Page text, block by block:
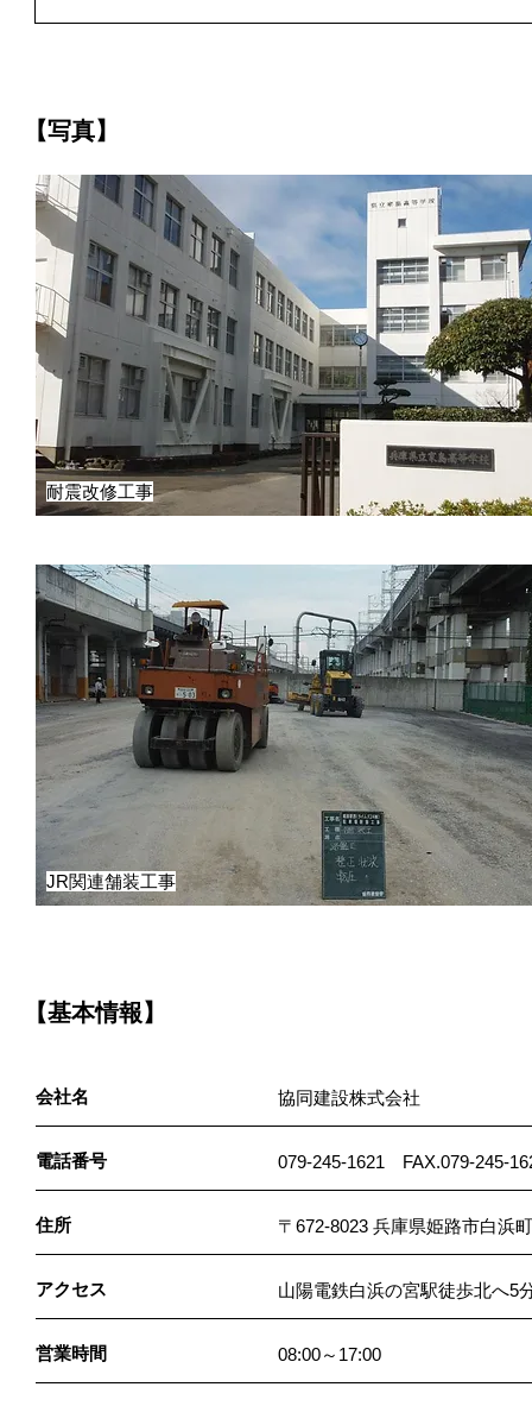
【写真】
耐震改修工事
JR関連舗装工事
【基本情報】
会社名 協同建設株式会社
電話番号 079-245-1621 FAX.079-245-
住所 〒672-8023 兵庫県姫路市白浜
アクセス 山陽電鉄白浜の宮駅徒歩北へ5
営業時間 08:00～17:00